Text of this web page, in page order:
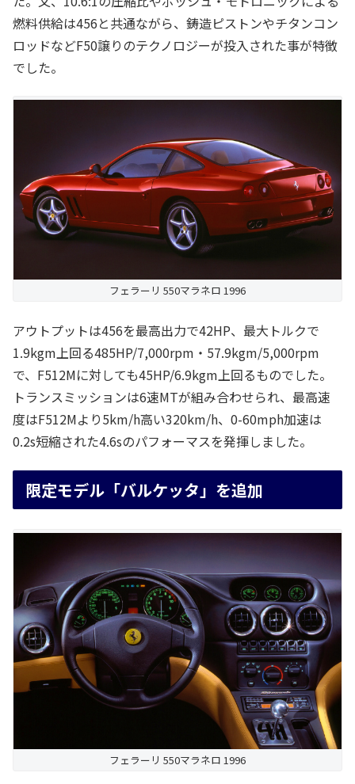
燃料供給は456と共通ながら、鋳造ピストンやチタンコン
ロッドなどF50譲りのテクノロジーが投入された事が特徴
でした。
フェラーリ 550マラネロ 1996
アウトプットは456を最高出力で42HP、最大トルクで
1.9kgm上回る485HP/7,000rpm・57.9kgm/5,000rpm
で、F512Mに対しても45HP/6.9kgm上回るものでした。
トランスミッションは6速MTが組み合わせられ、最高速
度はF512Mより5km/h高い320km/h、0-60mph加速は
0.2s短縮された4.6sのパフォーマスを発揮しました。
限定モデル「バルケッタ」を追加
フェラーリ 550マラネロ 1996